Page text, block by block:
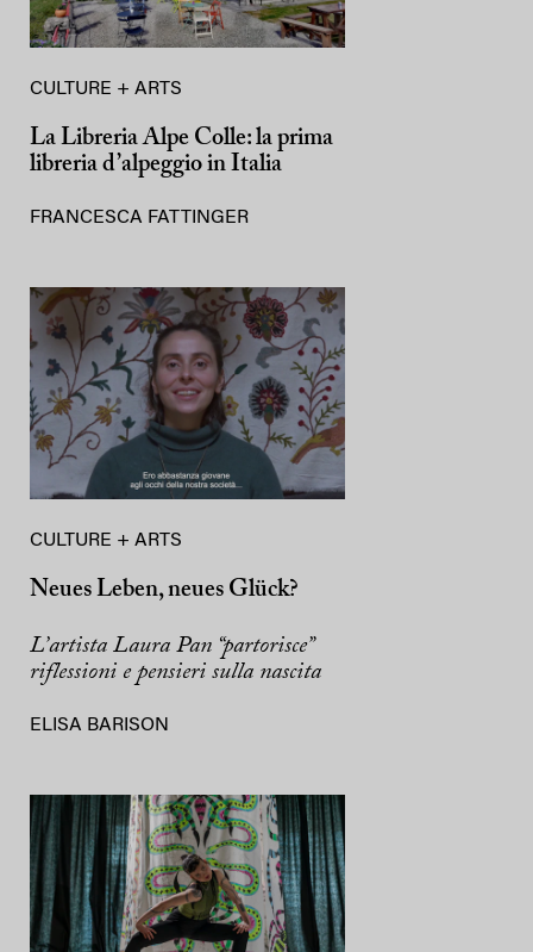
CULTURE + ARTS
La Libreria Alpe Colle: la prima
libreria d’alpeggio in Italia
FRANCESCA FATTINGER
CULTURE + ARTS
Neues Leben, neues Glück?
L’artista Laura Pan “partorisce”
riflessioni e pensieri sulla nascita
ELISA BARISON